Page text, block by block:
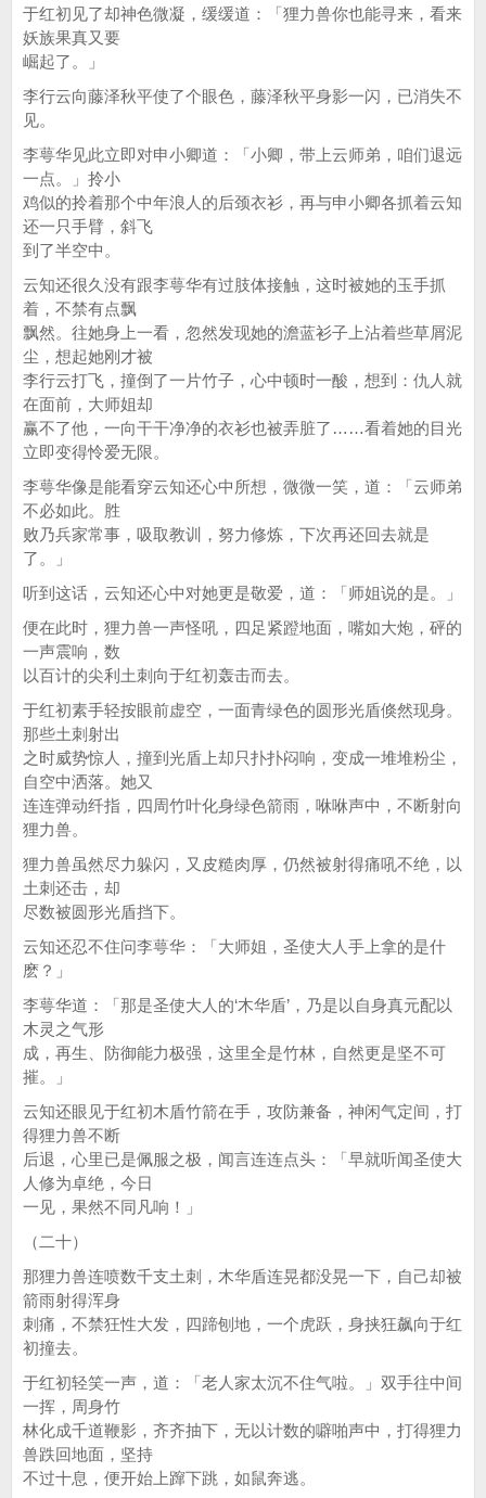
于红初见了却神色微凝，缓缓道：「狸力兽你也能寻来，看来
妖族果真又要
崛起了。」
李行云向藤泽秋平使了个眼色，藤泽秋平身影一闪，已消失不
见。
李萼华见此立即对申小卿道：「小卿，带上云师弟，咱们退远
一点。」拎小
鸡似的拎着那个中年浪人的后颈衣衫，再与申小卿各抓着云知
还一只手臂，斜飞
到了半空中。
云知还很久没有跟李萼华有过肢体接触，这时被她的玉手抓
着，不禁有点飘
飘然。往她身上一看，忽然发现她的澹蓝衫子上沾着些草屑泥
尘，想起她刚才被
李行云打飞，撞倒了一片竹子，心中顿时一酸，想到：仇人就
在面前，大师姐却
赢不了他，一向干干净净的衣衫也被弄脏了……看着她的目光
立即变得怜爱无限。
李萼华像是能看穿云知还心中所想，微微一笑，道：「云师弟
不必如此。胜
败乃兵家常事，吸取教训，努力修炼，下次再还回去就是
了。」
听到这话，云知还心中对她更是敬爱，道：「师姐说的是。」
便在此时，狸力兽一声怪吼，四足紧蹬地面，嘴如大炮，砰的
一声震响，数
以百计的尖利土刺向于红初轰击而去。
于红初素手轻按眼前虚空，一面青绿色的圆形光盾倏然现身。
那些土刺射出
之时威势惊人，撞到光盾上却只扑扑闷响，变成一堆堆粉尘，
自空中洒落。她又
连连弹动纤指，四周竹叶化身绿色箭雨，咻咻声中，不断射向
狸力兽。
狸力兽虽然尽力躲闪，又皮糙肉厚，仍然被射得痛吼不绝，以
土刺还击，却
尽数被圆形光盾挡下。
云知还忍不住问李萼华：「大师姐，圣使大人手上拿的是什
麽？」
李萼华道：「那是圣使大人的‘木华盾’，乃是以自身真元配以
木灵之气形
成，再生、防御能力极强，这里全是竹林，自然更是坚不可
摧。」
云知还眼见于红初木盾竹箭在手，攻防兼备，神闲气定间，打
得狸力兽不断
后退，心里已是佩服之极，闻言连连点头：「早就听闻圣使大
人修为卓绝，今日
一见，果然不同凡响！」
（二十）
那狸力兽连喷数千支土刺，木华盾连晃都没晃一下，自己却被
箭雨射得浑身
刺痛，不禁狂性大发，四蹄刨地，一个虎跃，身挟狂飙向于红
初撞去。
于红初轻笑一声，道：「老人家太沉不住气啦。」双手往中间
一挥，周身竹
林化成千道鞭影，齐齐抽下，无以计数的噼啪声中，打得狸力
兽跌回地面，坚持
不过十息，便开始上蹿下跳，如鼠奔逃。